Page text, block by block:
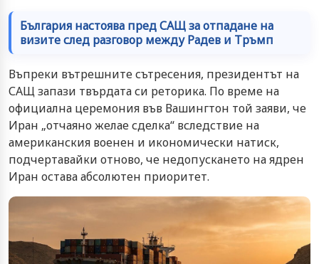
България настоява пред САЩ за отпадане на
визите след разговор между Радев и Тръмп
Въпреки вътрешните сътресения, президентът на
САЩ запази твърдата си реторика. По време на
официална церемония във Вашингтон той заяви, че
Иран „отчаяно желае сделка“ вследствие на
американския военен и икономически натиск,
подчертавайки отново, че недопускането на ядрен
Иран остава абсолютен приоритет.